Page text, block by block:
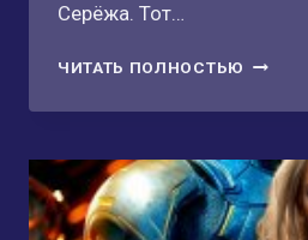
Серёжа. Тот…
ЧИТАТЬ ПОЛНОСТЬЮ ВСТАТЬ,
СУД